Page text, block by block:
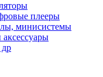
плееры
минисистемы